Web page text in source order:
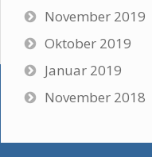
November 2019
Oktober 2019
Januar 2019
November 2018